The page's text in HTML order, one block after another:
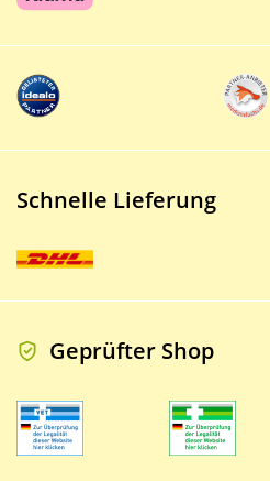
Schnelle Lieferung
Geprüfter Shop